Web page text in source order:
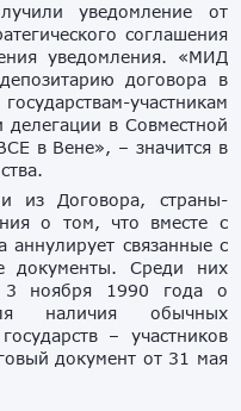
уведомление от
соглашения
уведомления. «МИД
договора в
участникам
делегации в Совместной
в Вене», – значится в
из Договора, страны-
о том, что вместе с
аннулирует связанные с
документы. Среди них
3 ноября 1990 года о
наличия обычных
– участников
документ от 31 мая